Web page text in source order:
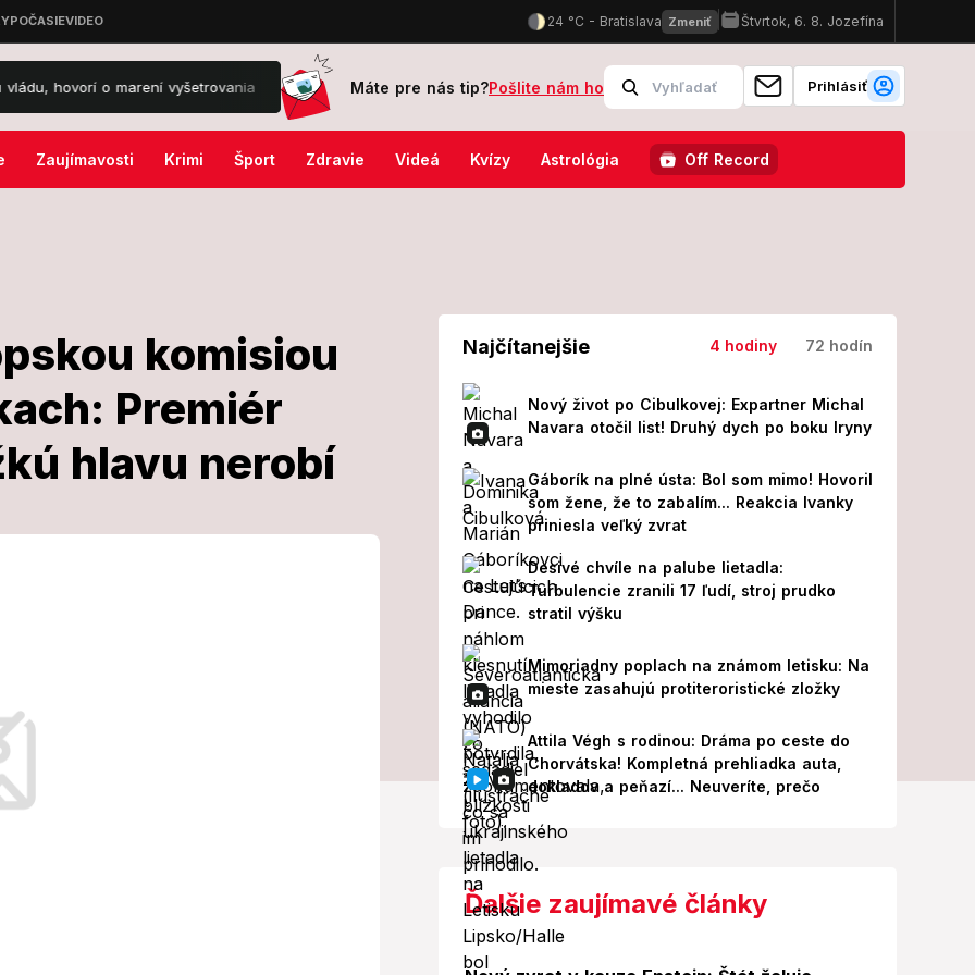
o marení vyšetrovania Mimoriadny poplach na známom letisku: Na mieste zasahujú protiteroristické zložky Slovenskí policajti
Máte pre nás tip?Pošlite nám ho Prihlásiť
Zaujímavosti Krimi Šport Zdravie Videá Kvízy Astrológia Off Record
komisiou
Premiér
hlavu nerobí
Európskou
na
Fico si z
nerobí
ceny palív.
Najčítanejšie 4 hodiny 72 hodín
Nový život po Cibulkovej: Expartner Michal
Navara otočil list! Druhý dych po boku Iryny
Gáborík na plné ústa: Bol som mimo! Hovoril
som žene, že to zabalím... Reakcia Ivanky
priniesla veľký zvrat
Desivé chvíle na palube lietadla:
Turbulencie zranili 17 ľudí, stroj prudko
stratil výšku
Mimoriadny poplach na známom letisku: Na
mieste zasahujú protiteroristické zložky
Attila Végh s rodinou: Dráma po ceste do
Chorvátska! Kompletná prehliadka auta,
dokladov a peňazí... Neuveríte, prečo
Ďalšie zaujímavé články